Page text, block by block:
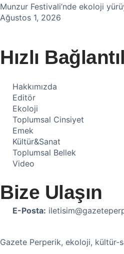
Munzur Festivali’nde ekoloji
Ağustos 1, 2026
Hızlı
Hakkımızda
Editör
Ekoloji
Toplumsal Cinsiyet
Emek
Kültür&Sanat
Toplumsal Bellek
Video
Bize Ulaşın
E-Posta:
Gazete Perperik, ekoloji,